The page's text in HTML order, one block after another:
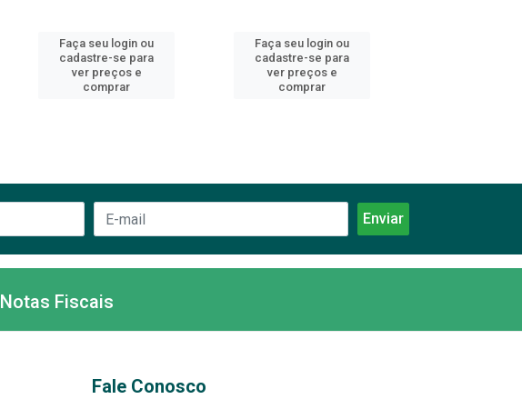
Faça seu login ou
cadastre-se para
ver preços e
comprar
Faça seu login ou
cadastre-se para
ver preços e
comprar
Notas Fiscais
Fale Conosco